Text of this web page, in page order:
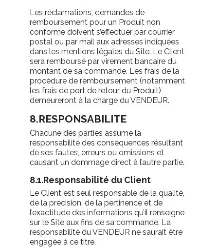
Les réclamations, demandes de
remboursement pour un Produit non
conforme doivent s’effectuer par courrier
postal ou par mail aux adresses indiquées
dans les mentions légales du Site. Le Client
sera remboursé par virement bancaire du
montant de sa commande. Les frais de la
procédure de remboursement (notamment
les frais de port de retour du Produit)
demeureront à la charge du VENDEUR.
8.RESPONSABILITE
Chacune des parties assume la
responsabilité des conséquences résultant
de ses fautes, erreurs ou omissions et
causant un dommage direct à l’autre partie.
8.1.Responsabilité du Client
Le Client est seul responsable de la qualité,
de la précision, de la pertinence et de
l’exactitude des informations qu’il renseigne
sur le Site aux fins de sa commande. La
responsabilité du VENDEUR ne saurait être
engagée à ce titre.